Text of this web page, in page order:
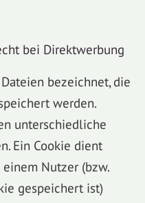
bei Direktwerbung
bezeichnet, die
werden.
unterschiedliche
Ein Cookie dient
Nutzer (bzw.
gespeichert ist)